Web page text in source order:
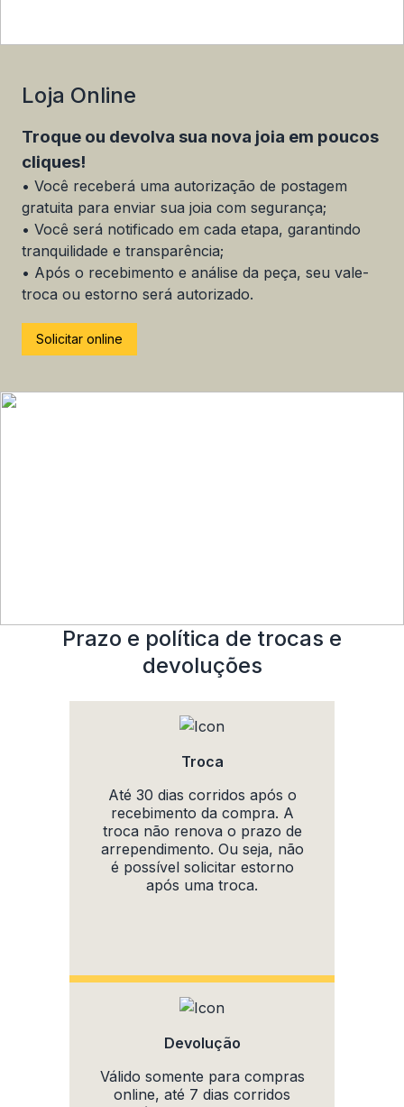
Loja Online
Troque ou devolva sua nova joia em poucos
cliques!
• Você receberá uma autorização de postagem
gratuita para enviar sua joia com segurança;
• Você será notificado em cada etapa, garantindo
tranquilidade e transparência;
• Após o recebimento e análise da peça, seu vale-
troca ou estorno será autorizado.
Solicitar online
Prazo e política de trocas e
devoluções
Troca
Até 30 dias corridos após o
recebimento da compra. A
troca não renova o prazo de
arrependimento. Ou seja, não
é possível solicitar estorno
após uma troca.
Devolução
Válido somente para compras
online, até 7 dias corridos